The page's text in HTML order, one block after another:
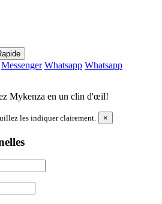
Messenger Whatsapp Whatsapp
Mykenza en un clin d'œil!
les indiquer clairement. ×